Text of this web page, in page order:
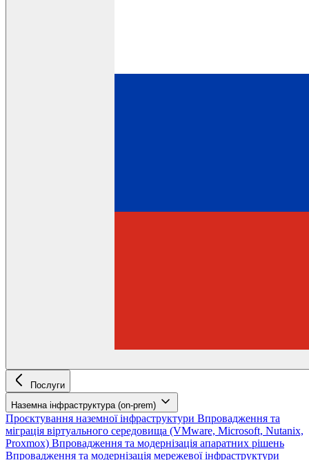
Послуги
Наземна інфраструктура (on-prem)
Проєктування наземної інфраструктури Впровадження та
міграція віртуального середовища (VMware, Microsoft, Nutanix,
Proxmox) Впровадження та модернізація апаратних рішень
Впровадження та модернізація мережевої інфраструктури